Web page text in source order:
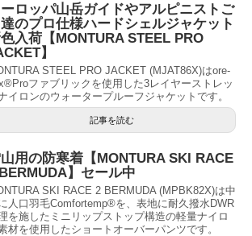
ロッパ山岳ガイドやアルピニストご
のプロ仕様ハードシェルジャケット
入荷【MONTURA STEEL PRO
】
STEEL PRO JACKET (MJAT86X)はore-
ファブリックを使用した3レイヤーストレッ
イロンのウォータープルーフジャケットです。
記事を読む
用の防寒着【MONTURA SKI RACE
】セール中
SKI RACE 2 BERMUDA (MPBK82X)は中
人口羽毛Comfortemp®を、表地に耐久撥水DWR
を施したミニリップストップ構造の軽量ナイロ
材を使用したショートオーバーパンツです。